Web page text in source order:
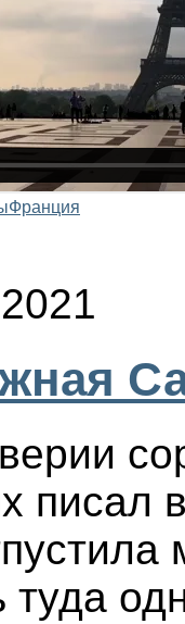
Франция
писал
туда